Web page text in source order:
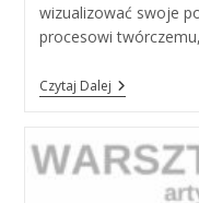
wizualizować swoje
procesowi
Czytaj DalejWarsztaty
Z